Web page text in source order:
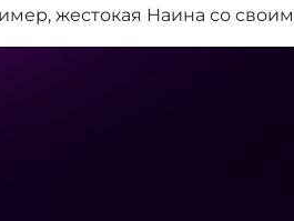
жестокая Наина со